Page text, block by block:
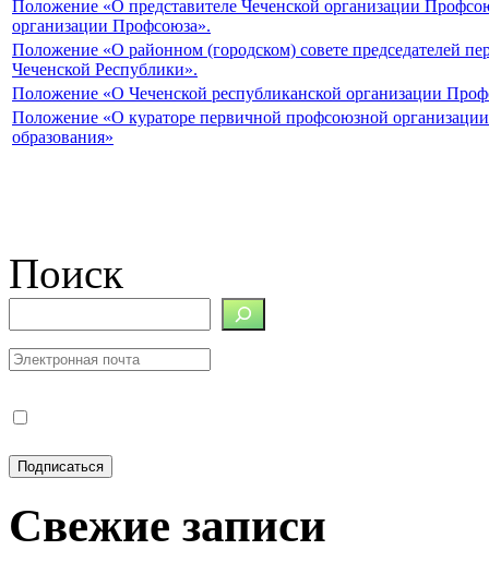
Положение «О представителе Чеченской организации
организации Профсоюза».
Положение «О районном (городском) совете председателей
Чеченской Республики».
Положение «О Чеченской республиканской организации
Положение «О кураторе первичной профсоюзной
образования»
Поиск
Свежие записи